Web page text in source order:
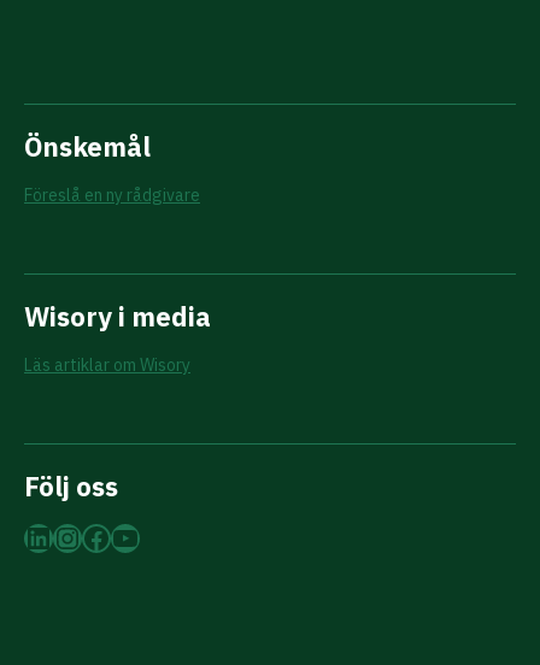
Önskemål
Föreslå en ny rådgivare
Wisory i media
Läs artiklar om Wisory
Följ oss
LinkedIn
Instagram
Facebook
YouTube